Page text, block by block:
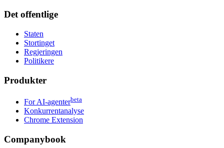
Det offentlige
Staten
Stortinget
Regjeringen
Politikere
Produkter
For AI-agenterbeta
Konkurrentanalyse
Chrome Extension
Companybook